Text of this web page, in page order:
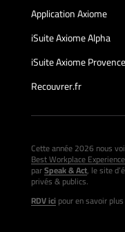
Application Axiome
iSuite Axiome Alpha
iSuite Axiome Provence
Recouvrer.fr
Cette année 2026 nous
Best Workplace
parSpeak & Act, le site
privés & publics.
RDV icipour en savoir